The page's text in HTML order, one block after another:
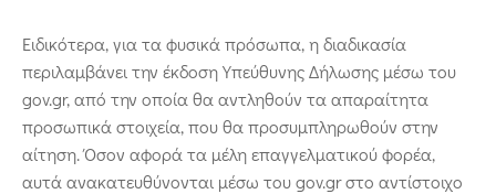
Ειδικότερα, για τα φυσικά πρόσωπα, η διαδικασία
περιλαμβάνει την έκδοση Υπεύθυνης Δήλωσης μέσω του
gov.gr, από την οποία θα αντληθούν τα απαραίτητα
προσωπικά στοιχεία, που θα προσυμπληρωθούν στην
αίτηση. Όσον αφορά τα μέλη επαγγελματικού φορέα,
αυτά ανακατευθύνονται μέσω του gov.gr στο αντίστοιχο